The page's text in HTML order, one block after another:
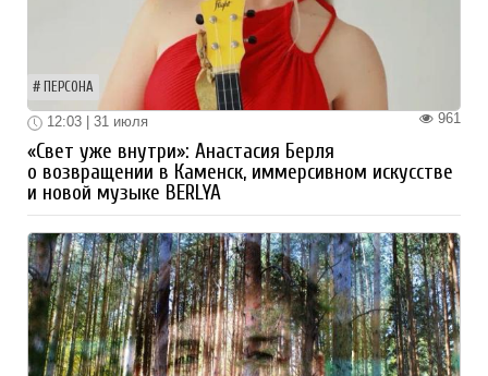
ПЕРСОНА
961
12:03 | 31 июля
«Свет уже внутри»: Анастасия Берля
о возвращении в Каменск, иммерсивном искусстве
и новой музыке BERLYA